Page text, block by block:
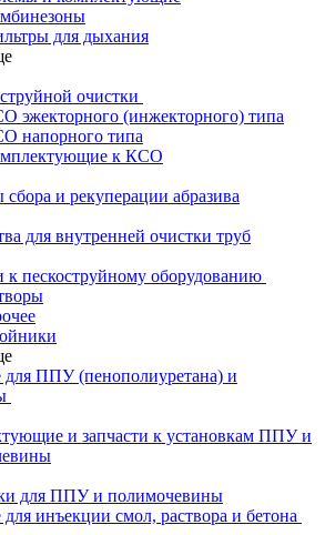
для дыхания
очистки
эжекторного (инжекторного) типа
напорного типа
к КСО
и рекуперации абразива
для внутренней очистки труб
к пескоструйному оборудованию
для ППУ (пенополиуретана) и
и запчасти к установкам ППУ и
для ППУ и полимочевины
инъекции смол, раствора и бетона